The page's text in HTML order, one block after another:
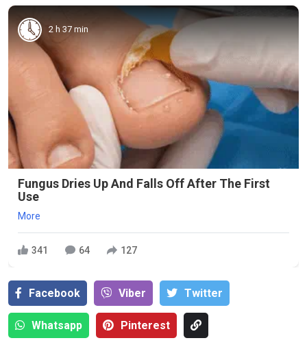
2 h 37 min
Fungus Dries Up And Falls Off After The First
Use
More
341 64 127
Facebook Viber Тwitter
Whatsapp Pinterest